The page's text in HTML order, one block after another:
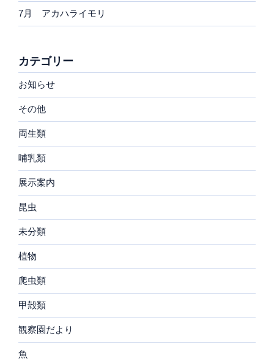
7月 アカハライモリ
カテゴリー
お知らせ
その他
両生類
哺乳類
展示案内
昆虫
未分類
植物
爬虫類
甲殻類
観察園だより
魚